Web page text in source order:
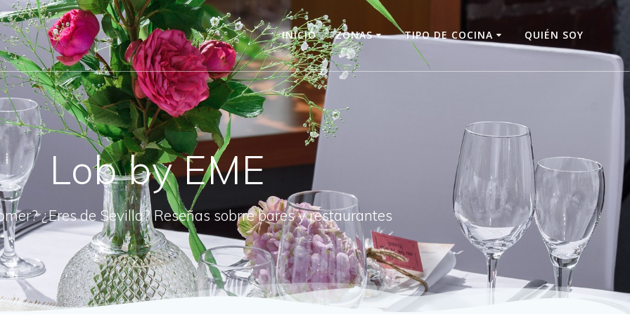
INICIO ZONAS TIPO DE COCINA QUIÉN SOY
Lob by EME
¿Eres de Sevilla? Reseñas sobrre bares y restaurantes